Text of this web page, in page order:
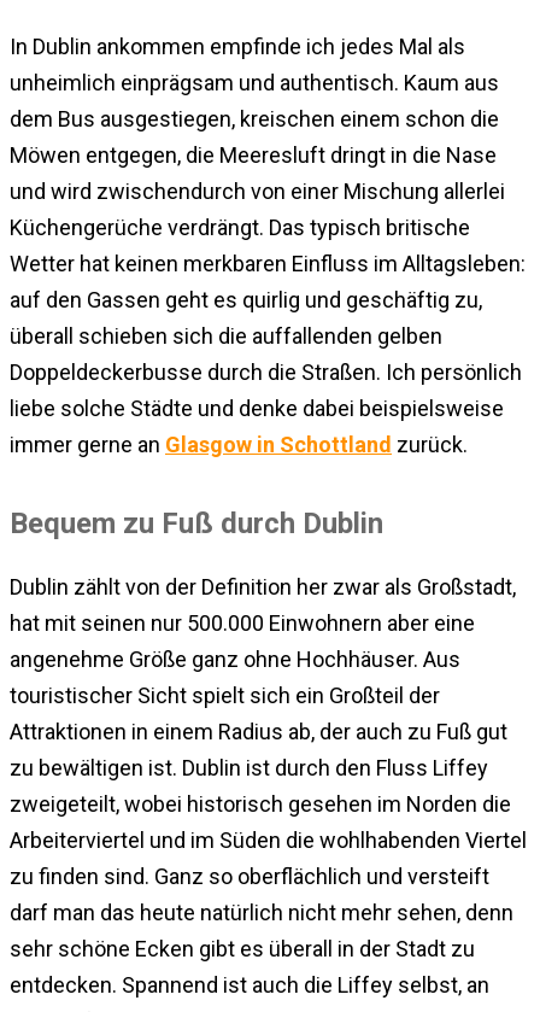
In Dublin ankommen empfinde ich jedes Mal als
unheimlich einprägsam und authentisch. Kaum aus
dem Bus ausgestiegen, kreischen einem schon die
Möwen entgegen, die Meeresluft dringt in die Nase
und wird zwischendurch von einer Mischung allerlei
Küchengerüche verdrängt. Das typisch britische
Wetter hat keinen merkbaren Einfluss im Alltagsleben:
auf den Gassen geht es quirlig und geschäftig zu,
überall schieben sich die auffallenden gelben
Doppeldeckerbusse durch die Straßen. Ich persönlich
liebe solche Städte und denke dabei beispielsweise
immer gerne an Glasgow in Schottland zurück.
Bequem zu Fuß durch Dublin
Dublin zählt von der Definition her zwar als Großstadt,
hat mit seinen nur 500.000 Einwohnern aber eine
angenehme Größe ganz ohne Hochhäuser. Aus
touristischer Sicht spielt sich ein Großteil der
Attraktionen in einem Radius ab, der auch zu Fuß gut
zu bewältigen ist. Dublin ist durch den Fluss Liffey
zweigeteilt, wobei historisch gesehen im Norden die
Arbeiterviertel und im Süden die wohlhabenden Viertel
zu finden sind. Ganz so oberflächlich und versteift
darf man das heute natürlich nicht mehr sehen, denn
sehr schöne Ecken gibt es überall in der Stadt zu
entdecken. Spannend ist auch die Liffey selbst, an